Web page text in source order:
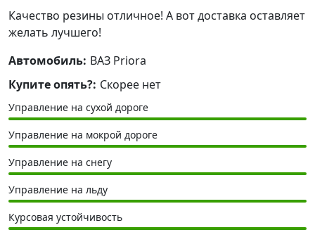
Качество резины отличное! А вот доставка оставляет
желать лучшего!
Автомобиль: ВАЗ Priora
Купите опять?: Скорее нет
Управление на сухой дороге
Управление на мокрой дороге
Управление на снегу
Управление на льду
Курсовая устойчивость